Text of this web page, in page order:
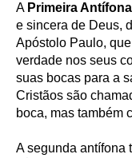
A Primeira Antífona
e sincera de Deus,
Apóstolo Paulo,
verdade nos seus
suas bocas para a
Cristãos são
boca, mas também
A segunda antífona